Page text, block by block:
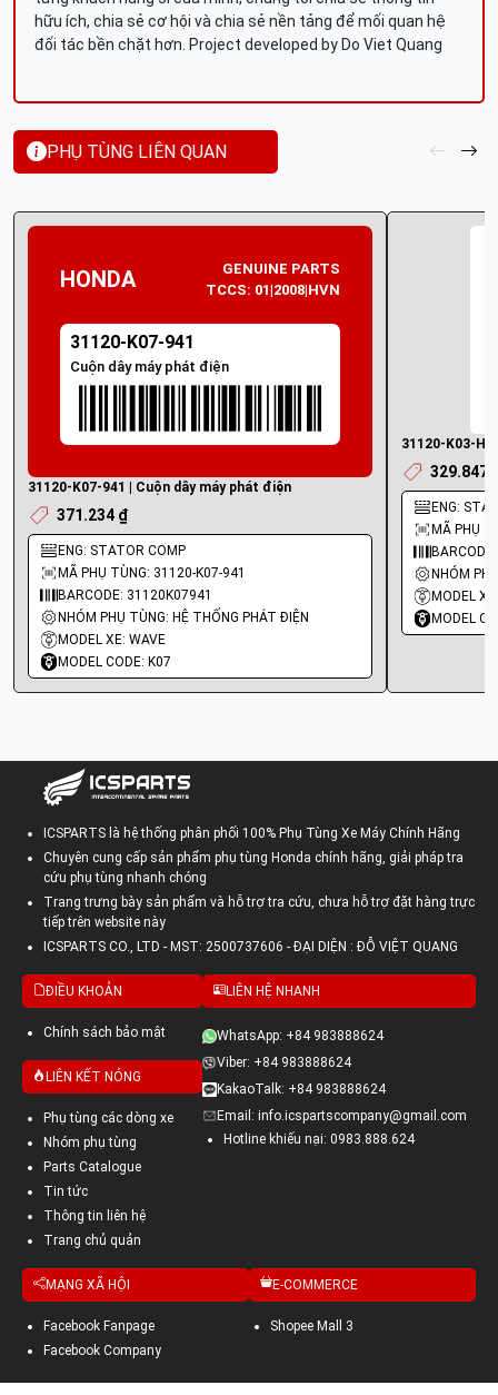
hữu ích, chia sẻ cơ hội và chia sẻ nền tảng để mối quan hệ
đối tác bền chặt hơn. Project developed by Do Viet Quang
PHỤ TÙNG LIÊN QUAN
HONDA
GENUINE PARTS
TCCS: 01|2008|HVN
31120-K07-941
Cuộn dây máy phát điện
31120-K07-941 | Cuộn dây máy phát điện
371.234 ₫
ENG: STATOR COMP
MÃ PHỤ TÙNG: 31120-K07-941
BARCODE: 31120K07941
NHÓM PHỤ TÙNG: HỆ THỐNG PHÁT ĐIỆN
MODEL XE: WAVE
MODEL CODE: K07
31120-K03-
329.847
ENG:
MÃ PHỤ
NHÓM
MODEL
MODEL
ICSPARTS là hệ thống phân phối 100% Phụ Tùng Xe Máy Chính Hãng
Chuyên cung cấp sản phẩm phụ tùng Honda chính hãng, giải pháp tra
cứu phụ tùng nhanh chóng
Trang trưng bày sản phẩm và hỗ trợ tra cứu, chưa hỗ trợ đặt hàng trực
tiếp trên website này
ICSPARTS CO., LTD - MST: 2500737606 - ĐẠI DIỆN : ĐỖ VIỆT QUANG
ĐIỀU KHOẢN
Chính sách bảo mật
LIÊN KẾT NÓNG
Phụ tùng các dòng xe
Nhóm phụ tùng
Parts Catalogue
Tin tức
Thông tin liên hệ
Trang chủ quản
LIÊN HỆ NHANH
WhatsApp: +84 983888624
Viber: +84 983888624
KakaoTalk: +84 983888624
Email: info.icspartscompany@gmail.com
Hotline khiếu nại: 0983.888.624
MẠNG XÃ HỘI
Facebook Fanpage
Facebook Company
E-COMMERCE
Shopee Mall 3